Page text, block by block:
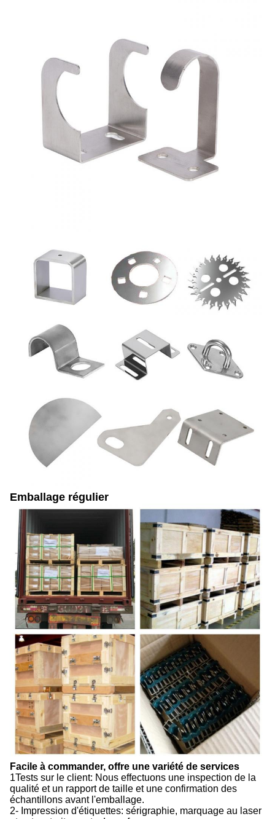
Emballage régulier
Facile à commander, offre une variété de services
1Tests sur le client: Nous effectuons une inspection de la
qualité et un rapport de taille et une confirmation des
échantillons avant l'emballage.
2- Impression d'étiquettes: sérigraphie, marquage au laser